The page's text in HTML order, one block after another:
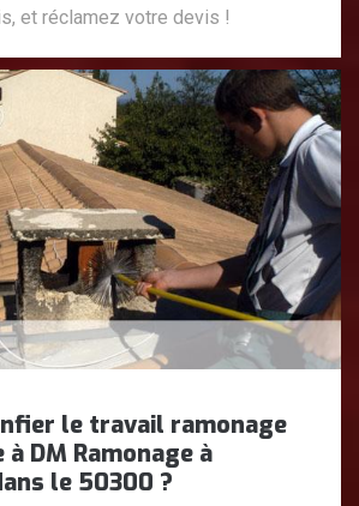
et réclamez votre devis !
le travail ramonage
à DM Ramonage à
le 50300 ?